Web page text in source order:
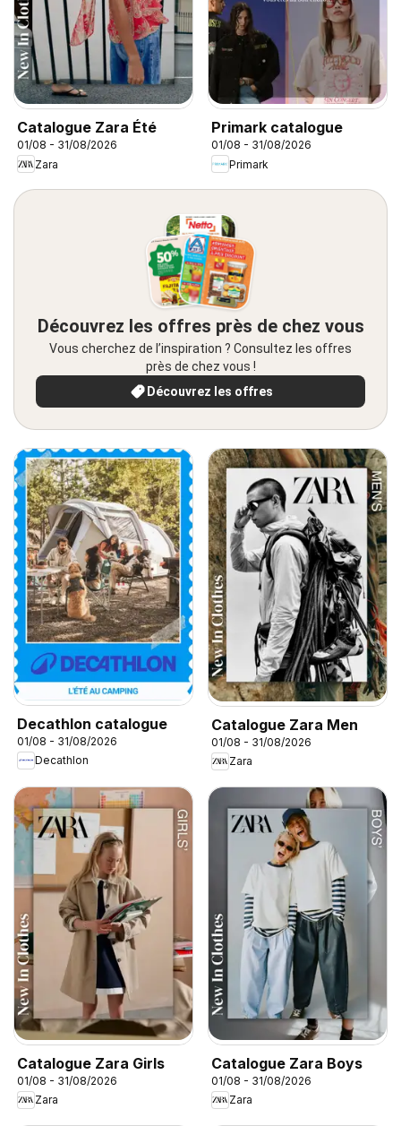
Catalogue Zara Été
01/08 - 31/08/2026
Zara
Primark catalogue
01/08 - 31/08/2026
Primark
Découvrez les offres près de chez vous
Vous cherchez de l’inspiration ? Consultez les offres
près de chez vous !
Découvrez les offres
Decathlon catalogue
01/08 - 31/08/2026
Decathlon
Catalogue Zara Men
01/08 - 31/08/2026
Zara
Catalogue Zara Girls
01/08 - 31/08/2026
Zara
Catalogue Zara Boys
01/08 - 31/08/2026
Zara